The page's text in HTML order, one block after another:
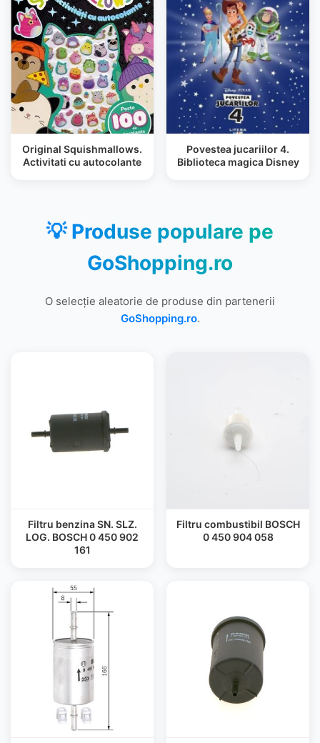
Original Squishmallows.
Activitati cu autocolante
Povestea jucariilor 4.
Biblioteca magica Disney
💡 Produse populare pe
GoShopping.ro
O selecție aleatorie de produse din partenerii
GoShopping.ro.
Filtru benzina SN. SLZ.
LOG. BOSCH 0 450 902
161
Filtru combustibil BOSCH
0 450 904 058